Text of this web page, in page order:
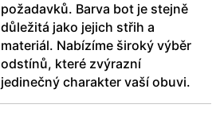
požadavků. Barva bot je stejně
důležitá jako jejich střih a
materiál. Nabízíme široký výběr
odstínů, které zvýrazní
jedinečný charakter vaší obuvi.